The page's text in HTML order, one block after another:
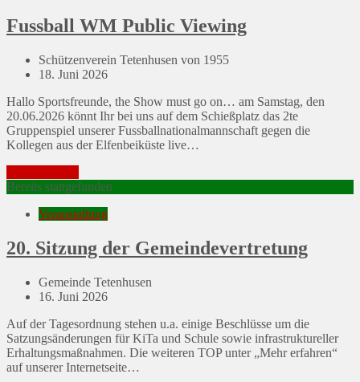
Fussball WM Public Viewing
Schützenverein Tetenhusen von 1955
Posted
18. Juni 2026
Hallo Sportsfreunde, the Show must go on… am Samstag, den
20.06.2026 könnt Ihr bei uns auf dem Schießplatz das 2te
Gruppenspiel unserer Fussballnationalmannschaft gegen die
Kollegen aus der Elfenbeiküste live…
Bereits stattgefunden
Veranstaltung
20. Sitzung der Gemeindevertretung
Gemeinde Tetenhusen
Posted
16. Juni 2026
Auf der Tagesordnung stehen u.a. einige Beschlüsse um die
Satzungsänderungen für KiTa und Schule sowie infrastruktureller
Erhaltungsmaßnahmen. Die weiteren TOP unter „Mehr erfahren“
auf unserer Internetseite…